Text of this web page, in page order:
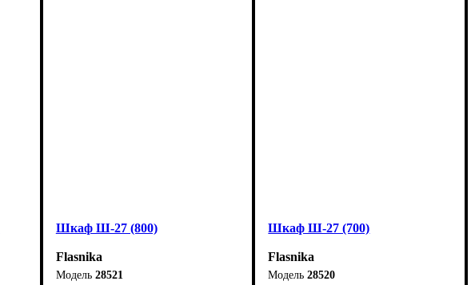
Шкаф Ш-27 (800)
Flasnika
28521
Шкаф Ш-27 (700)
Flasnika
28520